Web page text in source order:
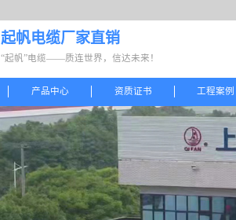
起帆电缆厂家直销
“起帆”电缆——质连世界，信达未来！
产品中心 资质证书 工程案例